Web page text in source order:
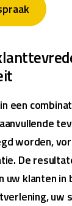
een
worden,
De
uw klanten in
uw